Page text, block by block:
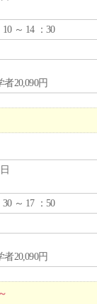
10 ～ 14 ：30
者20,090円
30 ～ 17 ：50
者20,090円